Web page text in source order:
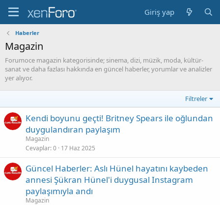
Giriş yap
Haberler
Magazin
Forumoce magazin kategorisinde; sinema, dizi, müzik, moda, kültür-
sanat ve daha fazlası hakkında en güncel haberler, yorumlar ve analizler
yer alıyor.
Filtreler
Kendi boyunu geçti! Britney Spears ile oğlundan
duygulandıran paylaşım
Magazin
Cevaplar 0 17 Haz 2025
Güncel Haberler: Aslı Hünel hayatını kaybeden
annesi Şükran Hünel'i duygusal Instagram
paylaşımıyla andı
Magazin